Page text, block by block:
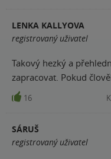
LENKA KALLYOVA
registrovaný uživatel
Takový hezký a
zapracovat. Pokud
16
SÁRUŠ
registrovaný uživatel